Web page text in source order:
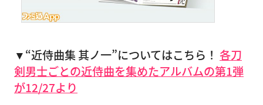
▼“近侍曲集 其ノ一”についてはこちら！ 各刀
剣男士ごとの近侍曲を集めたアルバムの第1弾
が12/27より